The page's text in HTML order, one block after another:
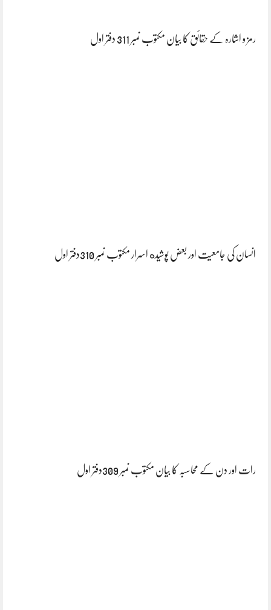
رمز و اشارہ کے حقائق کا بیان مکتوب نمبر 311 دفتر اول
انسان کی جامعیت اور بعض پوشیده اسرار مکتوب نمبر 310دفتر اول
رات اور دن کے محاسبہ کا بیان مکتوب نمبر 309دفتر اول